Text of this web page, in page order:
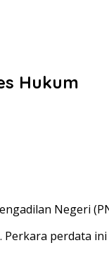
Hukum
Negeri
perdata